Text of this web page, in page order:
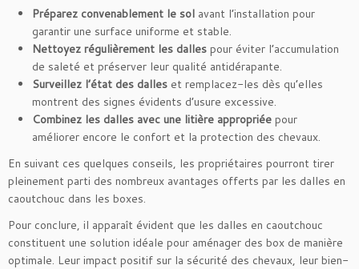
Préparez convenablement le sol avant l’installation pour
garantir une surface uniforme et stable.
Nettoyez régulièrement les dalles pour éviter l’accumulation
de saleté et préserver leur qualité antidérapante.
Surveillez l’état des dalles et remplacez-les dès qu’elles
montrent des signes évidents d’usure excessive.
Combinez les dalles avec une litière appropriée pour
améliorer encore le confort et la protection des chevaux.
En suivant ces quelques conseils, les propriétaires pourront tirer
pleinement parti des nombreux avantages offerts par les dalles en
caoutchouc dans les boxes.
Pour conclure, il apparaît évident que les dalles en caoutchouc
constituent une solution idéale pour aménager des box de manière
optimale. Leur impact positif sur la sécurité des chevaux, leur bien-